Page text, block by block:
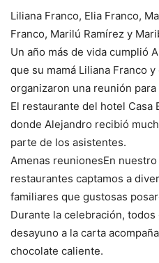
Liliana Franco, Elia Franco,
Franco, Marilú Ramírez y
Un año más de vida cumplió
que su mamá Liliana Franco
organizaron una reunión
El restaurante del hotel
donde Alejandro recibió
parte de los asistentes.
Amenas reunionesEn
restaurantes captamos a
familiares que gustosas
Durante la celebración,
desayuno a la carta
chocolate caliente.